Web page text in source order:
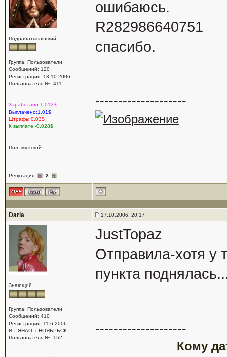
Подрабатывающий
Группа: Пользователи
Сообщений: 120
Регистрация: 13.10.2006
Пользователь №: 411
Заработано:1.012$
Выплачено:1.01$
Штрафы:0.03$
К выплате:-0.028$
Пол: мужской
Репутация: 2
ошибаюсь.
R282986640751
спасибо.
--------------------
Daria 17.10.2006, 20:17
Знающий
Группа: Пользователи
Сообщений: 410
Регистрация: 11.6.2006
Из: ЯНАО, г.НОЯБРЬСК
Пользователь №: 152
JustTopaz
Отправила-хотя у
пункта
--------------------
Кому